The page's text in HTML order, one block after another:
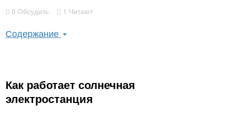
0 Обсудить 1 Читают
Содержание
Как работает солнечная
электростанция